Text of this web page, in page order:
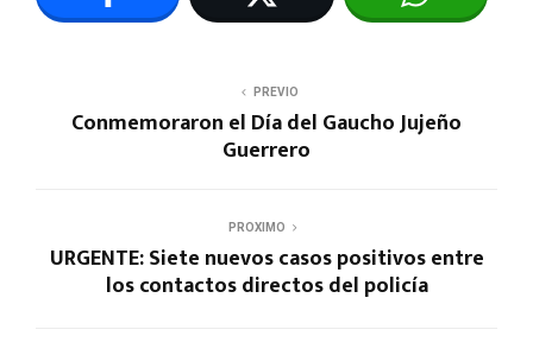
PREVIO
Conmemoraron el Día del Gaucho Jujeño
Guerrero
PROXIMO
URGENTE: Siete nuevos casos positivos entre
los contactos directos del policía